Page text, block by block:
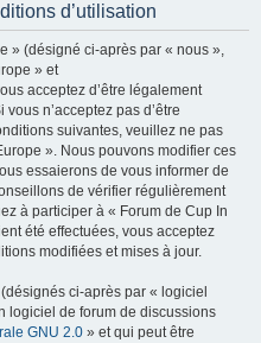
d’utilisation
» (désigné ci-après par « nous »,
» et
acceptez d’être légalement
n’acceptez pas d’être
suivantes, veuillez ne pas
». Nous pouvons modifier ces
essaierons de vous informer de
de vérifier régulièrement
à participer à « Forum de Cup In
été effectuées, vous acceptez
modifiées et mises à jour.
ci-après par « logiciel
logiciel de forum de discussions
GNU 2.0 » et qui peut être